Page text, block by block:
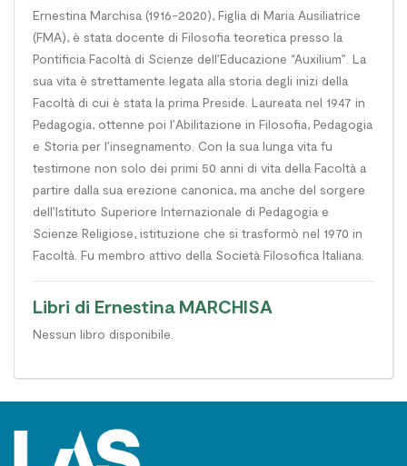
Ernestina Marchisa (1916-2020), Figlia di Maria Ausiliatrice
(FMA), è stata docente di Filosofia teoretica presso la
Pontificia Facoltà di Scienze dell’Educazione “Auxilium”. La
sua vita è strettamente legata alla storia degli inizi della
Facoltà di cui è stata la prima Preside. Laureata nel 1947 in
Pedagogia, ottenne poi l’Abilitazione in Filosofia, Pedagogia
e Storia per l’insegnamento. Con la sua lunga vita fu
testimone non solo dei primi 50 anni di vita della Facoltà a
partire dalla sua erezione canonica, ma anche del sorgere
dell’Istituto Superiore Internazionale di Pedagogia e
Scienze Religiose, istituzione che si trasformò nel 1970 in
Facoltà. Fu membro attivo della Società Filosofica Italiana.
Libri di Ernestina MARCHISA
Nessun libro disponibile.